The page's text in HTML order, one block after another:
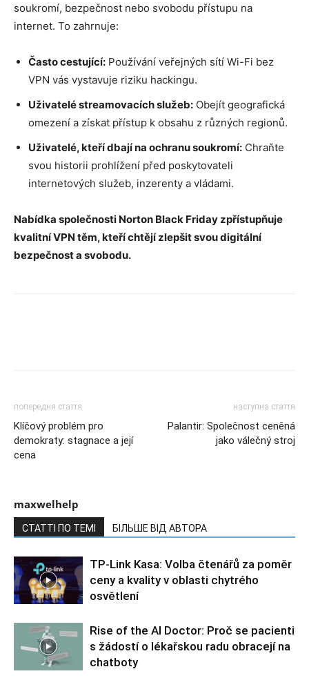
soukromí, bezpečnost nebo svobodu přístupu na
internet. To zahrnuje:
Často cestující: Používání veřejných sítí Wi-Fi bez
VPN vás vystavuje riziku hackingu.
Uživatelé streamovacích služeb: Obejít geografická
omezení a získat přístup k obsahu z různých regionů.
Uživatelé, kteří dbají na ochranu soukromí: Chraňte
svou historii prohlížení před poskytovateli
internetových služeb, inzerenty a vládami.
Nabídka společnosti Norton Black Friday zpřístupňuje
kvalitní VPN těm, kteří chtějí zlepšit svou digitální
bezpečnost a svobodu.
попередня стаття
Klíčový problém pro
demokraty: stagnace a její
cena
наступна стаття
Palantir: Společnost ceněná
jako válečný stroj
maxwelhelp
СТАТТІ ПО ТЕМІ БІЛЬШЕ ВІД АВТОРА
TP-Link Kasa: Volba čtenářů za poměr
ceny a kvality v oblasti chytrého
osvětlení
Rise of the AI Doctor: Proč se pacienti
s žádostí o lékařskou radu obracejí na
chatboty